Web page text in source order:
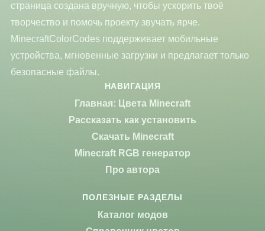
страница создана вручную, чтобы ускорить твоё
творчество и помочь проекту звучать ярче.
MinecraftColorCodes поддерживает мобильные
устройства, мгновенные загрузки и предлагает только
безопасные файлы.
НАВИГАЦИЯ
Главная: Цвета Minecraft
Рассказать как установить
Скачать Minecraft
Minecraft RGB генератор
Про автора
ПОЛЕЗНЫЕ РАЗДЕЛЫ
Каталог модов